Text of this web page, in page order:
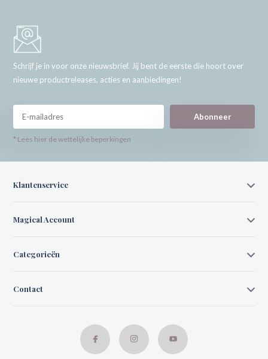
Schrijf je in voor onze nieuwsbrief. Jij bent de eerste die hoort over
nieuwe productreleases, acties en aanbiedingen!
Abonneer
* Lees hier de wettelijke beperkingen
Klantenservice
Magical Account
Categorieën
Contact